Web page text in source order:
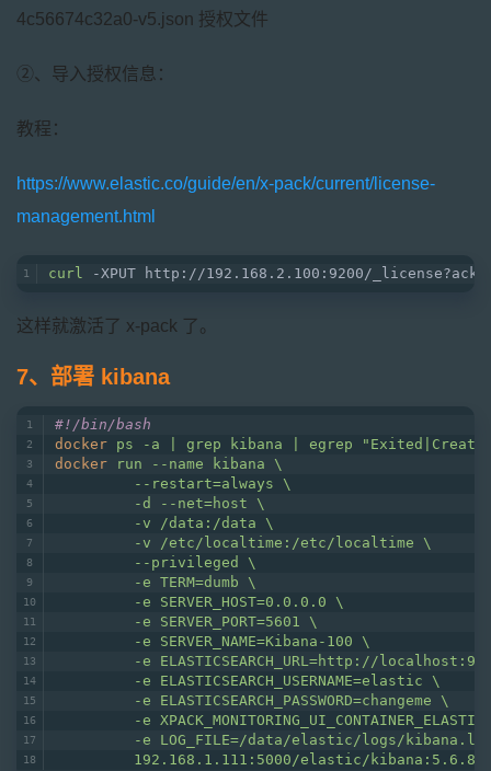
4c56674c32a0-v5.json 授权文件
②、导入授权信息：
教程：
https://www.elastic.co/guide/en/x-pack/current/license-
management.html
curl -XPUT http://192.168.2.100:9200/
这样就激活了 x-pack 了。
7、部署 kibana
#!/bin/bash
docker ps -a | grep kibana | egrep
docker
run --name kibana \
         --restart=always \
         -d --net=host \
         -v /data:/data \
         -v /etc/localtime:/etc/localtime \
         --privileged \
         -e TERM=dumb \
         -e SERVER_HOST=0.0.0.0 \
         -e SERVER_PORT=5601 \
         -e SERVER_NAME=Kibana-100 \
-e ELASTICSEARCH_URL=http://
         -e ELASTICSEARCH_USERNAME=elastic \
         -e ELASTICSEARCH_PASSWORD=changeme \
-e
-e LOG_FILE=/data/elastic/logs/
         192.168.1.111:5000/elastic/kibana:5.6.8